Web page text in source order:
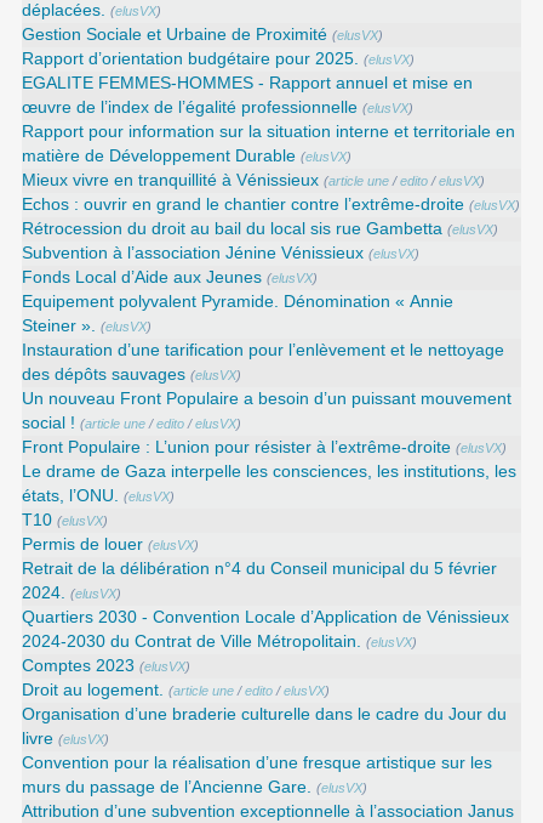
déplacées. (elusVX)
Gestion Sociale et Urbaine de Proximité (elusVX)
Rapport d’orientation budgétaire pour 2025. (elusVX)
EGALITE FEMMES-HOMMES - Rapport annuel et mise en
œuvre de l’index de l’égalité professionnelle (elusVX)
Rapport pour information sur la situation interne et territoriale en
matière de Développement Durable (elusVX)
Mieux vivre en tranquillité à Vénissieux (article une /edito /elusVX)
Echos : ouvrir en grand le chantier contre l’extrême-droite (elusVX)
Rétrocession du droit au bail du local sis rue Gambetta (elusVX)
Subvention à l’association Jénine Vénissieux (elusVX)
Fonds Local d’Aide aux Jeunes (elusVX)
Equipement polyvalent Pyramide. Dénomination « Annie
Steiner ». (elusVX)
Instauration d’une tarification pour l’enlèvement et le nettoyage
des dépôts sauvages (elusVX)
Un nouveau Front Populaire a besoin d’un puissant mouvement
social ! (article une /edito /elusVX)
Front Populaire : L’union pour résister à l’extrême-droite (elusVX)
Le drame de Gaza interpelle les consciences, les institutions, les
états, l’ONU. (elusVX)
T10 (elusVX)
Permis de louer (elusVX)
Retrait de la délibération n°4 du Conseil municipal du 5 février
2024. (elusVX)
Quartiers 2030 - Convention Locale d’Application de Vénissieux
2024-2030 du Contrat de Ville Métropolitain. (elusVX)
Comptes 2023 (elusVX)
Droit au logement. (article une /edito /elusVX)
Organisation d’une braderie culturelle dans le cadre du Jour du
livre (elusVX)
Convention pour la réalisation d’une fresque artistique sur les
murs du passage de l’Ancienne Gare. (elusVX)
Attribution d’une subvention exceptionnelle à l’association Janus